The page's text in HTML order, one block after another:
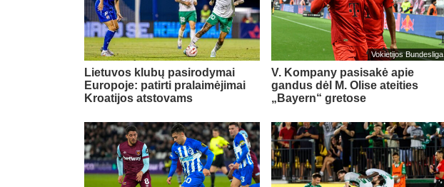
Lietuvos klubų pasirodymai
Europoje: patirti pralaimėjimai
Kroatijos atstovams
Vokietijos Bundesliga
V. Kompany pasisakė apie
gandus dėl M. Olise ateities
„Bayern“ gretose